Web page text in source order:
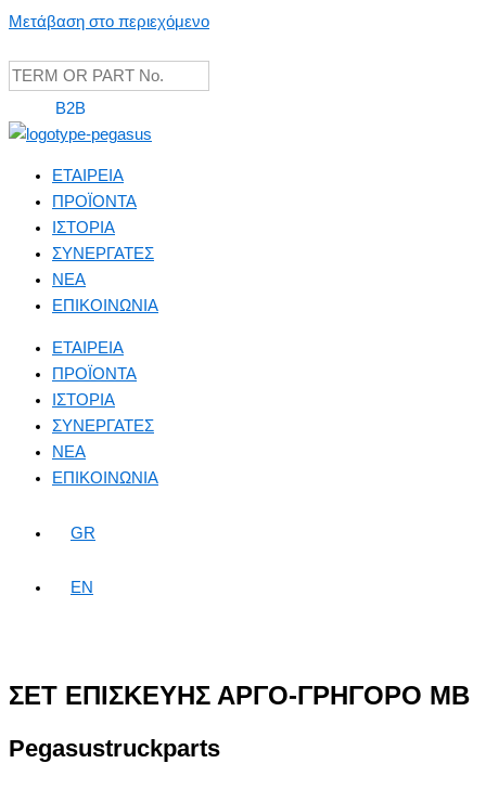
Μετάβαση στο περιεχόμενο
B2B
ΕΤΑΙΡΕΙΑ
ΠΡΟΪΟΝΤΑ
ΙΣΤΟΡΙΑ
ΣΥΝΕΡΓΑΤΕΣ
NEA
ΕΠΙΚΟΙΝΩΝΙΑ
ΕΤΑΙΡΕΙΑ
ΠΡΟΪΟΝΤΑ
ΙΣΤΟΡΙΑ
ΣΥΝΕΡΓΑΤΕΣ
NEA
ΕΠΙΚΟΙΝΩΝΙΑ
GR
EN
ΣΕΤ ΕΠΙΣΚΕΥΗΣ ΑΡΓΟ-ΓΡΗΓΟΡΟ ΜΒ
Pegasustruckparts